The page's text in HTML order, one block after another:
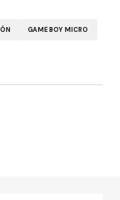
GAME BOY MICRO